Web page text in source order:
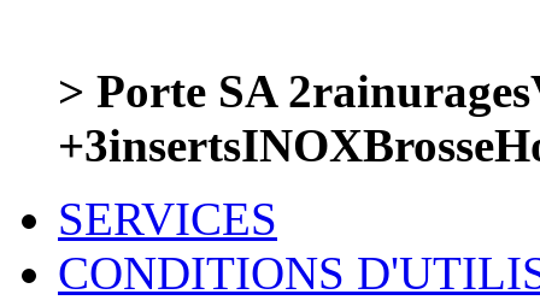
> Porte SA
SERVICES
CONDITIONS